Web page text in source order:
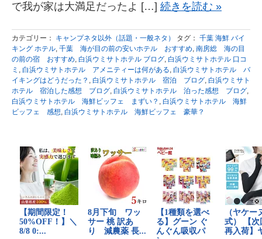
で我が家は大満足だったよ […] 続きを読む »
カテゴリー： キャンプネタ以外（話題・一般ネタ） タグ： 千葉 海鮮 バイ
キング ホテル, 千葉 海が目の前の安いホテル おすすめ, 南房総 海の目
の前の宿 おすすめ, 白浜ウミサトホテル ブログ, 白浜ウミサトホテル 口コ
ミ , 白浜ウミサトホテル アメニティーは何がある, 白浜ウミサトホテル バ
イキングはどうだった？ , 白浜ウミサトホテル 宿泊 ブログ, 白浜ウミサト
ホテル 宿泊した感想 ブログ, 白浜ウミサトホテル 泊った感想 ブログ,
白浜ウミサトホテル 海鮮ビッフェ まずい？ , 白浜ウミサトホテル 海鮮
ビッフェ 感想, 白浜ウミサトホテル 海鮮ビッフェ 豪華？